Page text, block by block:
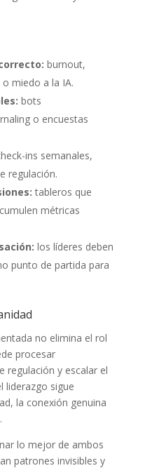
burnout,
miedo a la IA.
bots
o encuestas
ins semanales,
regulación.
tableros que
métricas
los líderes deben
punto de partida para
no elimina el rol
procesar
regulación y escalar el
liderazgo sigue
la conexión genuina
lo mejor de ambos
patrones invisibles y